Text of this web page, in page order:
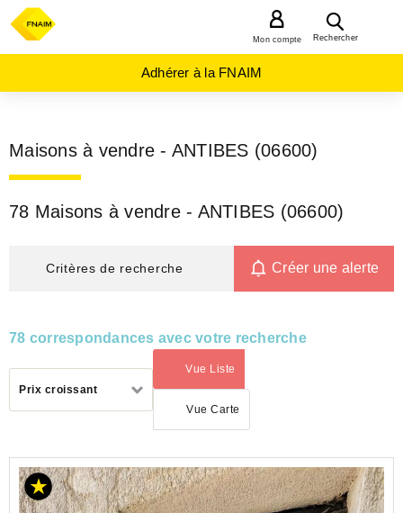
Rechercher
Mon compte
Adhérer à la FNAIM
Maisons à vendre - ANTIBES (06600)
78 Maisons à vendre - ANTIBES (06600)
Critères de recherche Créer une alerte
78 correspondances avec votre recherche
Prix croissant
Vue Liste
(activé)
Vue Carte
ACHAT
MAISON